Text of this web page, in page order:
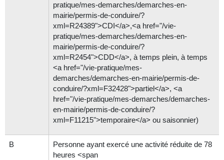
pratique/mes-demarches/demarches-en-
mairie/permis-de-conduire/?
xml=R24389">CDI</a>,<a href="/vie-
pratique/mes-demarches/demarches-en-
mairie/permis-de-conduire/?
xml=R2454">CDD</a>, à temps plein, à temps
<a href="/vie-pratique/mes-
demarches/demarches-en-mairie/permis-de-
conduire/?xml=F32428">partiel</a>, <a
href="/vie-pratique/mes-demarches/demarches-
en-mairie/permis-de-conduire/?
xml=F11215">temporaire</a> ou saisonnier)
B
Personne ayant exercé une activité réduite de 78
heures <span